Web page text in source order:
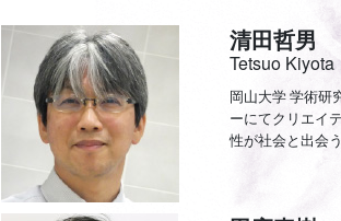
清田哲男
Tetsuo Kiyota
岡山大学 学術研
ーにてクリエイ
性が社会と出会